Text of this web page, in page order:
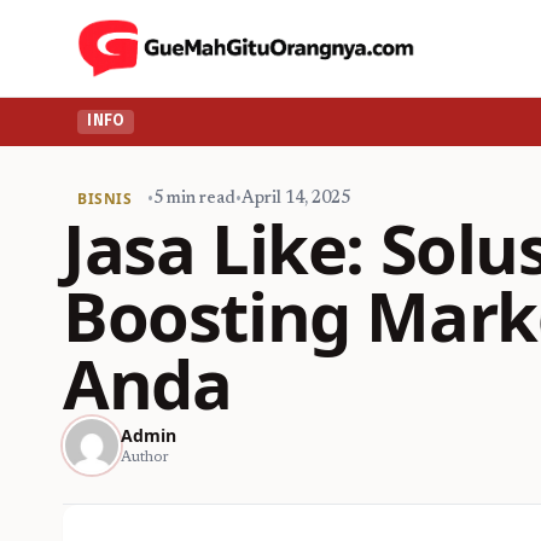
INFO
BISNIS •5 min read•April 14, 2025
Jasa Like:
Boosting
Anda
Admin
Author